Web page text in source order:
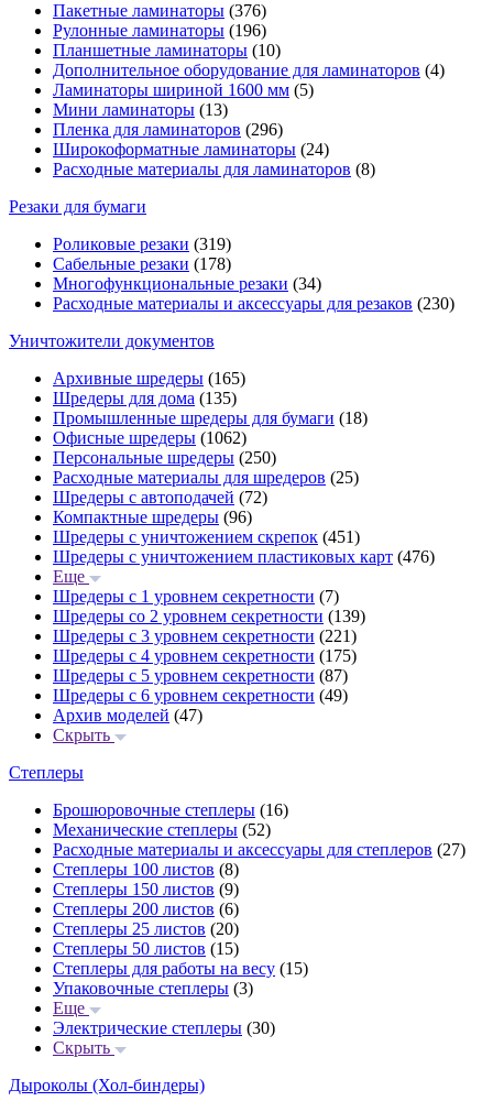
Пакетные ламинаторы (376)
Рулонные ламинаторы (196)
Планшетные ламинаторы (10)
Дополнительное оборудование для ламинаторов (4)
Ламинаторы шириной 1600 мм (5)
Мини ламинаторы (13)
Пленка для ламинаторов (296)
Широкоформатные ламинаторы (24)
Расходные материалы для ламинаторов (8)
Резаки для бумаги
Роликовые резаки (319)
Сабельные резаки (178)
Многофункциональные резаки (34)
Расходные материалы и аксессуары для резаков (230)
Уничтожители документов
Архивные шредеры (165)
Шредеры для дома (135)
Промышленные шредеры для бумаги (18)
Офисные шредеры (1062)
Персональные шредеры (250)
Расходные материалы для шредеров (25)
Шредеры с автоподачей (72)
Компактные шредеры (96)
Шредеры с уничтожением скрепок (451)
Шредеры с уничтожением пластиковых карт (476)
Еще
Шредеры с 1 уровнем секретности (7)
Шредеры со 2 уровнем секретности (139)
Шредеры с 3 уровнем секретности (221)
Шредеры с 4 уровнем секретности (175)
Шредеры с 5 уровнем секретности (87)
Шредеры с 6 уровнем секретности (49)
Архив моделей (47)
Скрыть
Степлеры
Брошюровочные степлеры (16)
Механические степлеры (52)
Расходные материалы и аксессуары для степлеров (27)
Степлеры 100 листов (8)
Степлеры 150 листов (9)
Степлеры 200 листов (6)
Степлеры 25 листов (20)
Степлеры 50 листов (15)
Степлеры для работы на весу (15)
Упаковочные степлеры (3)
Еще
Электрические степлеры (30)
Скрыть
Дыроколы (Хол-биндеры)